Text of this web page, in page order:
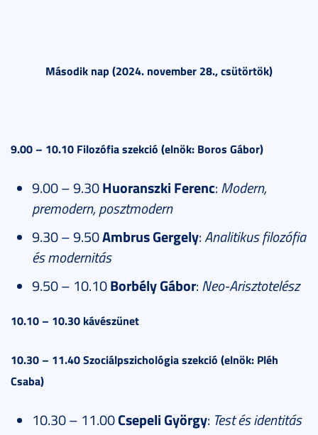
Második nap (2024. november 28., csütörtök)
9.00 – 10.10 Filozófia szekció (elnök: Boros Gábor)
9.00 – 9.30Huoranszki Ferenc: Modern,
premodern, posztmodern
9.30 – 9.50Ambrus Gergely:Analitikus filozófia
és modernitás
9.50 – 10.10Borbély Gábor: Neo-Arisztotelész
10.10 – 10.30 kávészünet
10.30 – 11.40 Szociálpszichológia szekció (elnök: Pléh
Csaba)
10.30 – 11.00Csepeli György: Test és identitás